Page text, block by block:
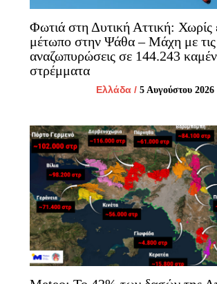
Φωτιά στη Δυτική Αττική: Χωρίς
μέτωπο στην Ψάθα – Μάχη με τις
αναζωπυρώσεις σε 144.243
στρέμματα
Ελλάδα/ 5 Αυγούστου 2026